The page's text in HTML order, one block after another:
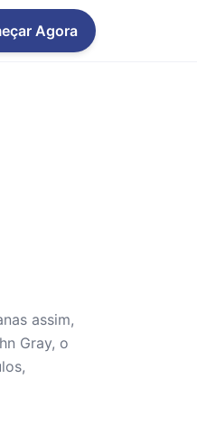
Agora
assim,
Gray, o